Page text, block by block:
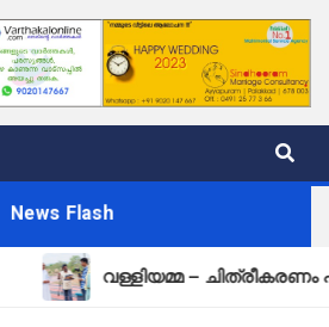
News Flash
വള്ളിയമ്മ – ചിത്രീകരണം